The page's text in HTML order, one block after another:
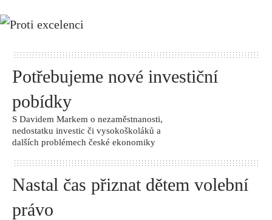
Potřebujeme nové investiční
pobídky
S Davidem Markem o nezaměstnanosti,
nedostatku investic či vysokoškoláků a
dalších problémech české ekonomiky
Nastal čas přiznat dětem volební
právo